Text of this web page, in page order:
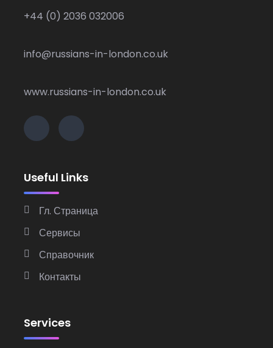
+44 (0) 2036 032006
info@russians-in-london.co.uk
www.russians-in-london.co.uk
Useful Links
Гл. Страница
Сервисы
Справочник
Контакты
Services